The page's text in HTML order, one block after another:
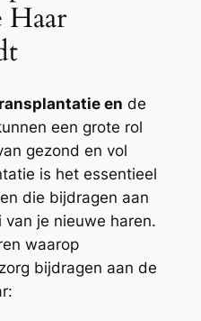
Haar
en de
een grote rol
gezond en vol
is het essentieel
die bijdragen aan
je nieuwe haren.
waarop
bijdragen aan de